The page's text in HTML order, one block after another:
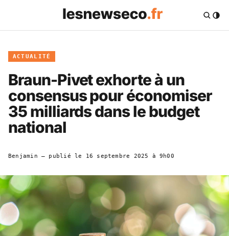
ACTUALITÉ
Braun-Pivet exhorte à un
consensus pour économiser
35 milliards dans le budget
national
Benjamin — publié le 16 septembre 2025 à 9h00